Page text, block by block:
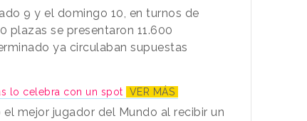
9 y el domingo 10, en turnos de
plazas se presentaron 11.600
ya circulaban supuestas
lo celebra con un spot VER MÁS
mejor jugador del Mundo al recibir un